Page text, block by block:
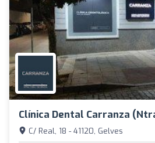
Clínica Dental Carranza
C/ Real, 18 - 41120, Gelves